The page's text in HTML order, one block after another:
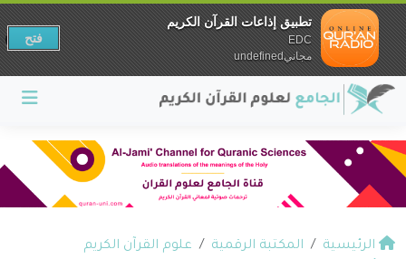
الرئيسية المكتبة الرقمية
علوم القرآن الكريم
تطبيق إذاعات القرآن الكريم
EDC
مجانيundefined
فتح